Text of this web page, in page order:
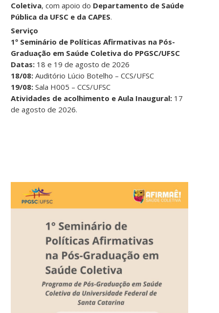
Coletiva, com apoio do Departamento de Saúde
Pública da UFSC e da CAPES.
Serviço
1º Seminário de Políticas Afirmativas na Pós-
Graduação em Saúde Coletiva do PPGSC/UFSC
Datas: 18 e 19 de agosto de 2026
18/08: Auditório Lúcio Botelho – CCS/UFSC
19/08: Sala H005 – CCS/UFSC
Atividades de acolhimento e Aula Inaugural: 17
de agosto de 2026.